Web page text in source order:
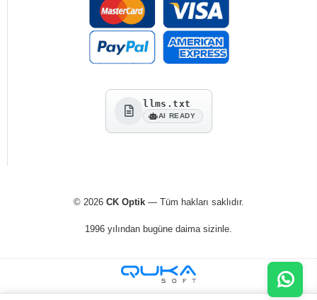
llms.txt
AI READY
© 2026 CK Optik— Tüm hakları saklıdır.
1996 yılından bugüne daima sizinle.